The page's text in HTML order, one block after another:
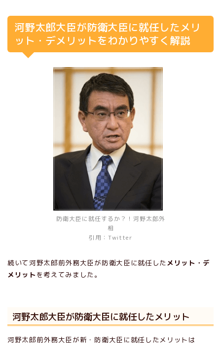
河野太郎大臣が防衛大臣に就任したメリ
ット・デメリットをわかりやすく解説
防衛大臣に就任するか？！河野太郎外
相
引用：Twitter
続いて河野太郎前外務大臣が防衛大臣に就任したメリット・デ
メリットを考えてみました。
河野太郎大臣が防衛大臣に就任したメリット
河野太郎前外務大臣が新・防衛大臣に就任したメリットは